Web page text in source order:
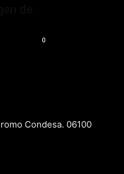
0
Condesa. 06100